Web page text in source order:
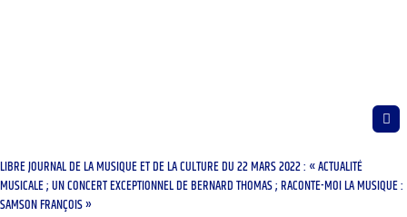
LIBRE JOURNAL DE LA MUSIQUE ET DE LA CULTURE DU 22 MARS 2022 : « ACTUALITÉ
MUSICALE ; UN CONCERT EXCEPTIONNEL DE BERNARD THOMAS ; RACONTE-MOI LA MUSIQUE :
SAMSON FRANÇOIS »